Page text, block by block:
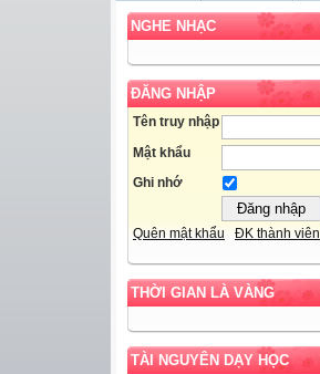
NGHE NHẠC
ĐĂNG NHẬP
Tên truy nhập
Mật khẩu
Ghi nhớ
Quên mật khẩu ĐK thành viên
THỜI GIAN LÀ VÀNG
TÀI NGUYÊN DẠY HỌC